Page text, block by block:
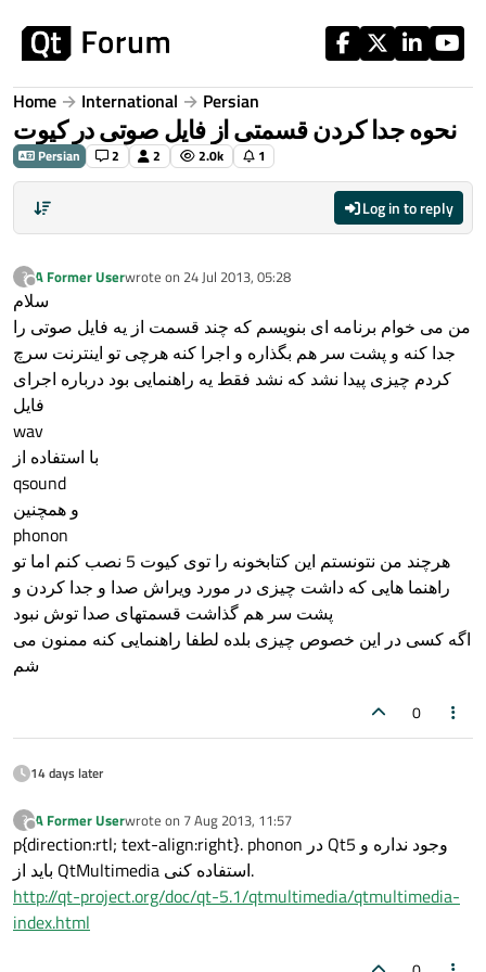
Home International Persian
نحوه جدا کردن قسمتی از فایل صوتی در کیوت
Persian 2 2 2.0k 1
Log in to reply
?
Offline
A Former Userwrote on 24 Jul 2013, 05:28
last edited by
سلام
من می خوام برنامه ای بنویسم که چند قسمت از یه فایل صوتی را
جدا کنه و پشت سر هم بگذاره و اجرا کنه هرچی تو اینترنت سرچ
کردم چیزی پیدا نشد که نشد فقط یه راهنمایی بود درباره اجرای
فایل
wav
با استفاده از
qsound
و همچنین
phonon
هرچند من نتونستم این کتابخونه را توی کیوت 5 نصب کنم اما تو
راهنما هایی که داشت چیزی در مورد ویراش صدا و جدا کردن و
پشت سر هم گذاشت قسمتهای صدا توش نبود
اگه کسی در این خصوص چیزی بلده لطفا راهنمایی کنه ممنون می
شم
0
14 days later
?
Offline
A Former Userwrote on 7 Aug 2013, 11:57
last edited by
p{direction:rtl; text-align:right}. phonon در Qt5 وجود نداره و
باید از QtMultimedia استفاده کنی.
http://qt-project.org/doc/qt-5.1/qtmultimedia/qtmultimedia-
index.html